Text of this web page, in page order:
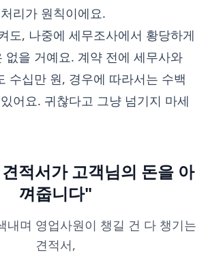
리가 원칙이에요.
도, 나중에 세무조사에서 황당하게
없을 거예요. 계약 전에 세무사와
수십만 원, 경우에 따라서는 수백
어요. 귀찮다고 그냥 넘기지 마세
적서가 고객님의 돈을 아
껴줍니다"
내며 영업사원이 챙길 건 다 챙기는
견적서,